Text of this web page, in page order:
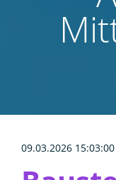
09.03.2026 15:03:00